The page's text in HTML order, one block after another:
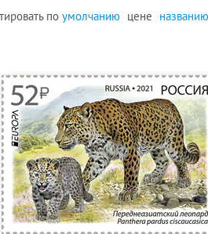
по умолчанию цене названию